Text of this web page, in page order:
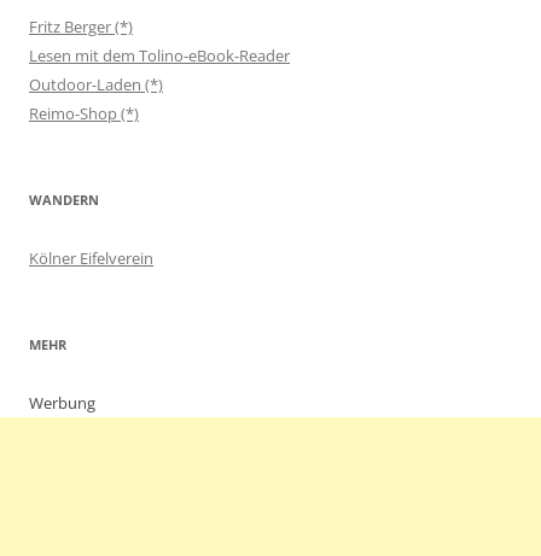
Fritz Berger (*)
Lesen mit dem Tolino-eBook-Reader
Outdoor-Laden (*)
Reimo-Shop (*)
WANDERN
Kölner Eifelverein
MEHR
Werbung